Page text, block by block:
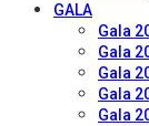
GALA
Gala
Gala
Gala
Gala
Gala